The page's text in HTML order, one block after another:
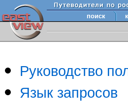
поиск
Руководство
Язык запросов